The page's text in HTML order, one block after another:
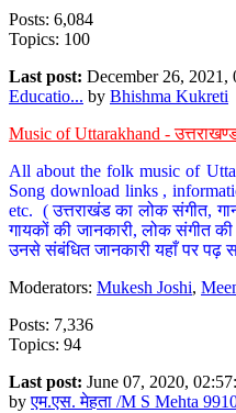
Posts: 6,084
Topics: 100
Last post: December 26, 2021,
Educatio... by Bhishma Kukreti
Music of Uttarakhand -
All about the folk music of
Song download links ,
etc. ( उत्तराखंड का लोक संगीत,
गायकों की जानकारी, लोक संगीत
उनसे संबंधित जानकारी यहाँ पर पढ़
Moderators: Mukesh Joshi,
Posts: 7,336
Topics: 94
Last post: June 07, 2020,
byएम.एस. मेहता /M S Mehta